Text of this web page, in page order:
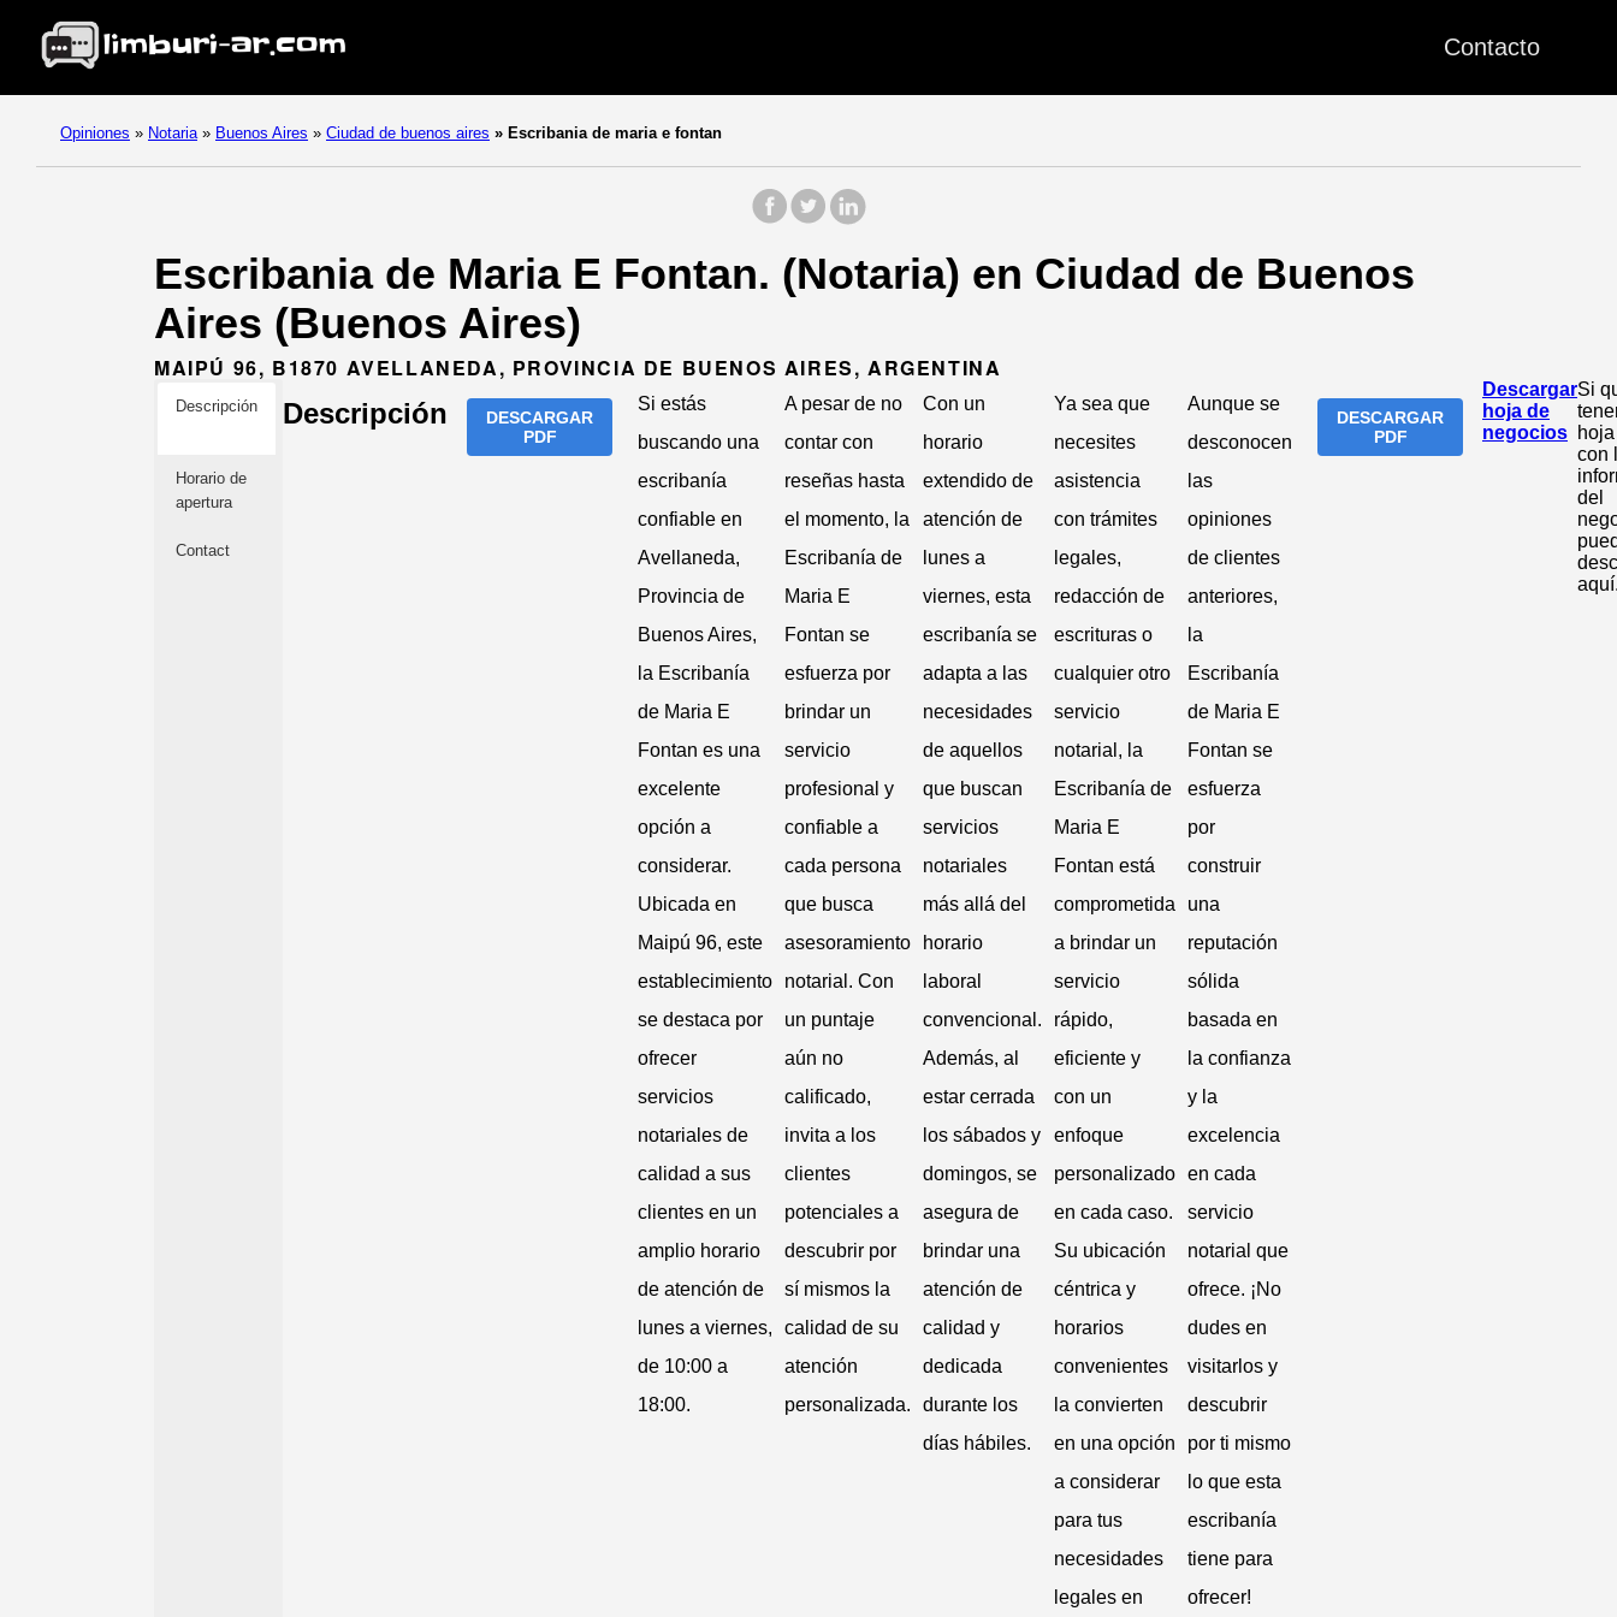
Contacto
Opiniones » Notaria » Buenos Aires » Ciudad de buenos aires » Escribania de maria e fontan
Escribania de Maria E Fontan. (Notaria) en Ciudad de Buenos
Aires (Buenos Aires)
MAIPÚ 96, B1870 AVELLANEDA, PROVINCIA DE BUENOS AIRES, ARGENTINA
Descripción
Horario de
apertura
Contact
Descripción
DESCARGAR
PDF
Si estás
buscando una
escribanía
confiable en
Avellaneda,
Provincia de
Buenos Aires,
la Escribanía
de Maria E
Fontan es una
excelente
opción a
considerar.
Ubicada en
Maipú 96, este
establecimiento
se destaca por
ofrecer
servicios
notariales de
calidad a sus
clientes en un
amplio horario
de atención de
lunes a viernes,
de 10:00 a
18:00.
A pesar de no
contar con
reseñas hasta
el momento, la
Escribanía de
Maria E
Fontan se
esfuerza por
brindar un
servicio
profesional y
confiable a
cada persona
que busca
asesoramiento
notarial. Con
un puntaje
aún no
calificado,
invita a los
clientes
potenciales a
descubrir por
sí mismos la
calidad de su
atención
personalizada.
Con un
horario
extendido de
atención de
lunes a
viernes, esta
escribanía se
adapta a las
necesidades
de aquellos
que buscan
servicios
notariales
más allá del
horario
laboral
convencional.
Además, al
estar cerrada
los sábados y
domingos, se
asegura de
brindar una
atención de
calidad y
dedicada
durante los
días hábiles.
Ya sea que
necesites
asistencia
con trámites
legales,
redacción de
escrituras o
cualquier otro
servicio
notarial, la
Escribanía de
Maria E
Fontan está
comprometida
a brindar un
servicio
rápido,
eficiente y
con un
enfoque
personalizado
en cada caso.
Su ubicación
céntrica y
horarios
convenientes
la convierten
en una opción
a considerar
para tus
necesidades
legales en
Aunque se
desconocen
las
opiniones
de clientes
anteriores,
la
Escribanía
de Maria E
Fontan se
esfuerza
por
construir
una
reputación
sólida
basada en
la confianza
y la
excelencia
en cada
servicio
notarial que
ofrece. ¡No
dudes en
visitarlos y
descubrir
por ti mismo
lo que esta
escribanía
tiene para
ofrecer!
DESCARGAR
PDF
Descargar
hoja de
negocios
Si
con
del